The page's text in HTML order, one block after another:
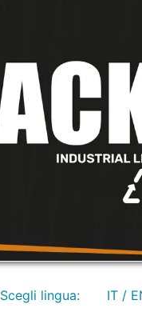
Scegli lingua: IT /